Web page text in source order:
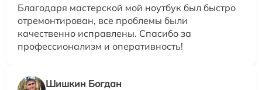
Благодаря мастерской мой ноутбук был быстро
отремонтирован, все проблемы были
качественно исправлены. Спасибо за
профессионализм и оперативность!
Шишкин Богдан